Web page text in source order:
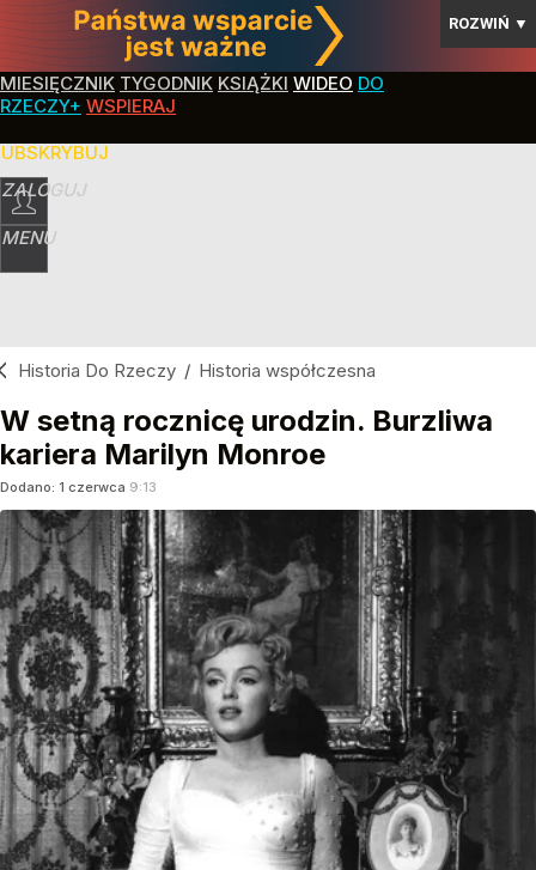
ROZWIŃ ▼
MIESIĘCZNIK TYGODNIK KSIĄŻKI WIDEO DO
RZECZY+ WSPIERAJ
ZALOGUJ
MENU
Historia Do Rzeczy / Historia współczesna
W setną rocznicę urodzin. Burzliwa
kariera Marilyn Monroe
Dodano: 1 czerwca 9:13